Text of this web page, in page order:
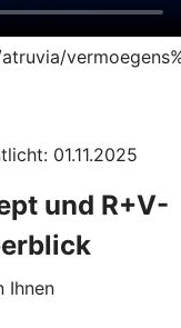
01.11.2025
und R+V-
Ihnen